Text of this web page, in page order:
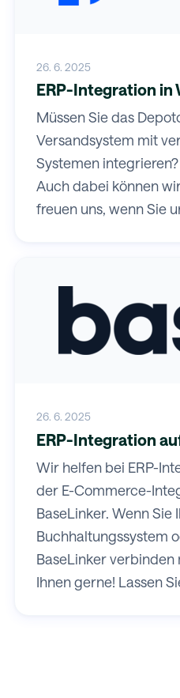
26. 6. 2025
ERP-Integration in
Müssen Sie das
Versandsystem mit
Systemen
Auch dabei können
freuen uns, wenn Sie
26. 6. 2025
ERP-Integration
Wir helfen bei ERP-
der E-Commerce-
BaseLinker. Wenn Sie
Buchhaltungssystem
BaseLinker
Ihnen gerne! Lassen